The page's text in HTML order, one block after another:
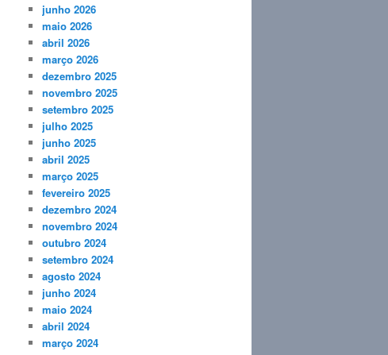
junho 2026
maio 2026
abril 2026
março 2026
dezembro 2025
novembro 2025
setembro 2025
julho 2025
junho 2025
abril 2025
março 2025
fevereiro 2025
dezembro 2024
novembro 2024
outubro 2024
setembro 2024
agosto 2024
junho 2024
maio 2024
abril 2024
março 2024